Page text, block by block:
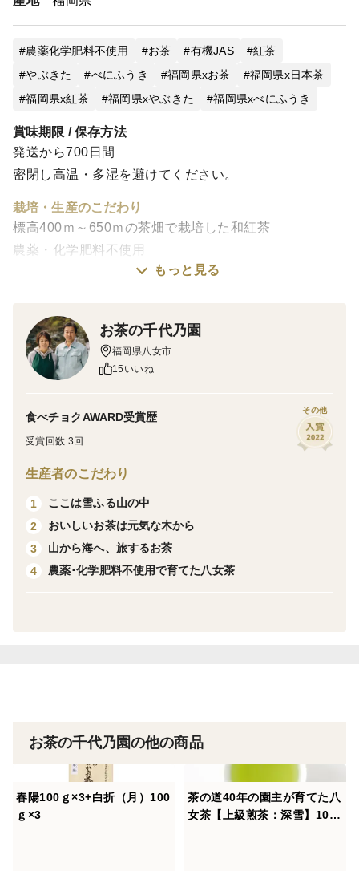
農薬化学肥料不使用 お茶 有機JAS
紅茶
やぶきた
べにふうき 福岡県xお茶
福岡県x日本茶
福岡県x紅茶
福岡県xやぶきた 福岡県xべにふうき
賞味期限 / 保存方法
発送から700日間
密閉し高温・多湿を避けてください。
栽培・生産のこだわり
標高400ｍ～650ｍの茶畑で栽培した和紅茶
農薬・化学肥料不使用
品種の特徴
やぶきた：さわやかな烏龍茶のような香りと旨味のある
べにふうき：しっかりとした味わいと高い香りの紅茶
もっと見る
お茶の千代乃園
福岡県八女市
15いいね
食べチョクAWARD受賞歴
受賞回数 3回
その他
生産者のこだわり
1
ここは雪ふる山の中
2
おいしいお茶は元気な木から
3
山から海へ、旅するお茶
4
農薬･化学肥料不使用で育てた八女茶
お茶の千代乃園の他の商品
春陽100ｇ×3+白折（月）100
ｇ×3
茶の道40年の園主が育てた八
女茶【上級煎茶：深雪】100